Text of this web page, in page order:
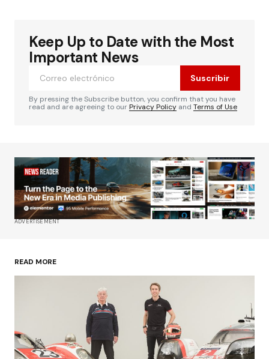
Keep Up to Date with the Most
Important News
Suscribir
By pressing the Subscribe button, you confirm that you have
read and are agreeing to ourPrivacy Policy and Terms of Use
ADVERTISEMENT
READ MORE